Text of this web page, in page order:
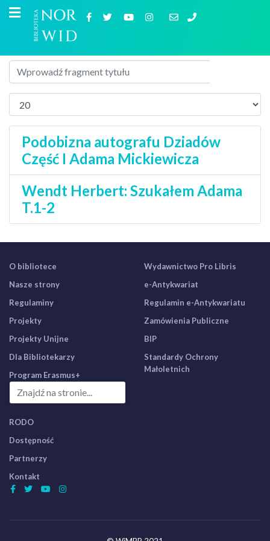
Podobizna autografu Dziadów
Część I Adama Mickiewicza
Wendt Herbert: Szukałem Adama
T.1-2
O bibliotece
Nasze strony
Regulaminy
Projekty
Projekty Unijne
Dla Bibliotekarzy
Program Erasmus+
Wydawnictwo Pro Libris
e-Antykwariat
Regulamin e-Antykwariatu
Zamówienia Publiczne
BIP
Standardy Ochrony
Małoletnich
RODO
Dostępność
Partnerzy
Kontakt